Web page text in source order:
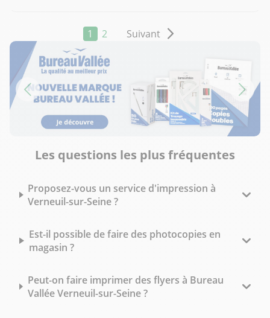
1 2 Suivant
Les questions les plus fréquentes
Proposez-vous un service d'impression à
Verneuil-sur-Seine ?
Est-il possible de faire des photocopies en
magasin ?
Peut-on faire imprimer des flyers à Bureau
Vallée Verneuil-sur-Seine ?